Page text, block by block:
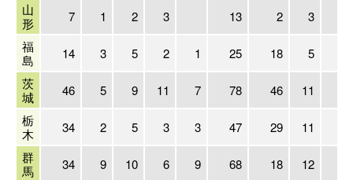
山
形
7 1 2 3 13 2 3
福
島
14 3 5 2 1 25 18 5
茨
城
46 5 9 11 7 78 46 11
栃
木
34 2 5 3 3 47 29 11
群
馬
34 9 10 6 9 68 18 12